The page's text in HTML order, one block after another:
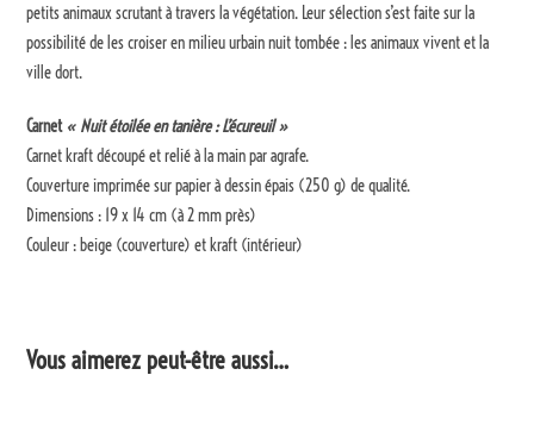
petits animaux scrutant à travers la végétation. Leur sélection s’est faite sur la
possibilité de les croiser en milieu urbain nuit tombée : les animaux vivent et la
ville dort.
Carnet« Nuit étoilée en tanière : L’écureuil »
Carnet kraft découpé et relié à la main par agrafe.
Couverture imprimée sur papier à dessin épais (250 g) de qualité.
Dimensions : 19 x 14 cm (à 2 mm près)
Couleur : beige (couverture) et kraft (intérieur)
Vous aimerez peut-être aussi…